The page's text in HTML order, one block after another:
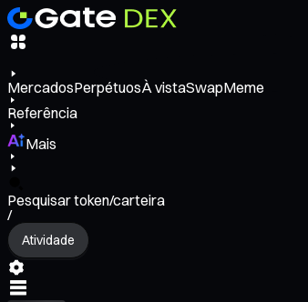
MercadosPerpétuosÀ vistaSwapMeme
Referência
Mais
Pesquisar token/carteira
/
Atividade